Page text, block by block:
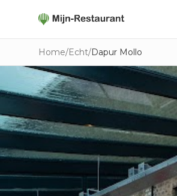
Home/Echt/Dapur Mollo